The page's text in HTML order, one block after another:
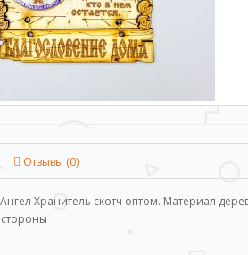
Отзывы (0)
Хранитель скотч оптом. Материал